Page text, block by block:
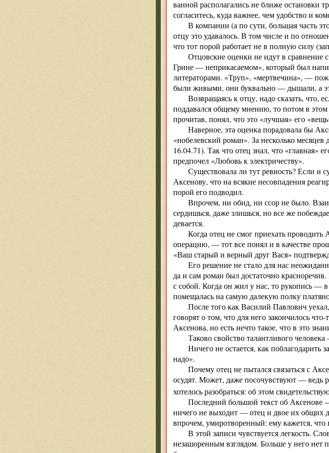
ванной располагались не ближе остановки
согласитесь, куда важнее, чем удобство и
В компании (а по сути, большая часть
отцу это удавалось. В том числе и по
что тот порой работает не в полную силу
Отцовские оценки не идут в
Грине — неприкасаемом», который был
литераторами. «Труп», «мертвечина», —
были живыми, они буквально — дышали, а
Возвращаясь к отцу, надо сказать, что,
поддавался общему мнению, то потом в
прочитав, понял, что это «лучшая» его
Наверное, эта оценка порадовала бы
«нобелевский роман». За несколько
16.04.71). Так что отец знал, что «главная»
предпочел «Любовь к электричеству».
Существовала ли тут ревность? Если и
Аксенову, что на всякие несовпадения
порой его подводил.
Впрочем, ни обид, ни ссор не было.
сердишься, даже злишься, но все же
девается.
Когда отец не смог приехать
операцию, — тот все понял и в качестве
«Ваш старый и верный друг Вася»
Его решение не стало для нас
да и сам роман был достаточно
с собой. Когда он жил у нас, то рукопись —
помещалась на самую далекую полку
После того как Василий Павлович
говорят о том, что для него закончилось
Аксенова, но есть нечто такое, что в это
Таково свойство талантливого
Ничего не остается, как поблагодарить
надо».
Почему отец не пытался связаться с
осудят. Может, даже посочувствуют — ведь
хотелось разобраться: об этом
Последний большой текст об Аксенове
ничего не выходит — отец и двое их общих
впрочем, умиротворенный: ему кажется, что
В этой записи чувствуется легкость.
незашоренным взглядом. Больше у него нет